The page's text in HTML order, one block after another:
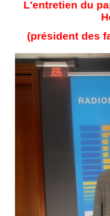
L'entretien du
(président des